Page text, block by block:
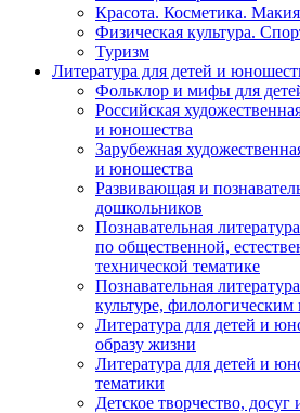
Красота. Косметика.
Физическая культура.
Туризм
Литература для детей и
Фольклор и мифы для
Российская
и юношества
Зарубежная
и юношества
Развивающая и
дошкольников
Познавательная
по общественной,
технической тематике
Познавательная
культуре, филологическим
Литература для детей и
образу жизни
Литература для детей и
тематики
Детское творчество, досуг